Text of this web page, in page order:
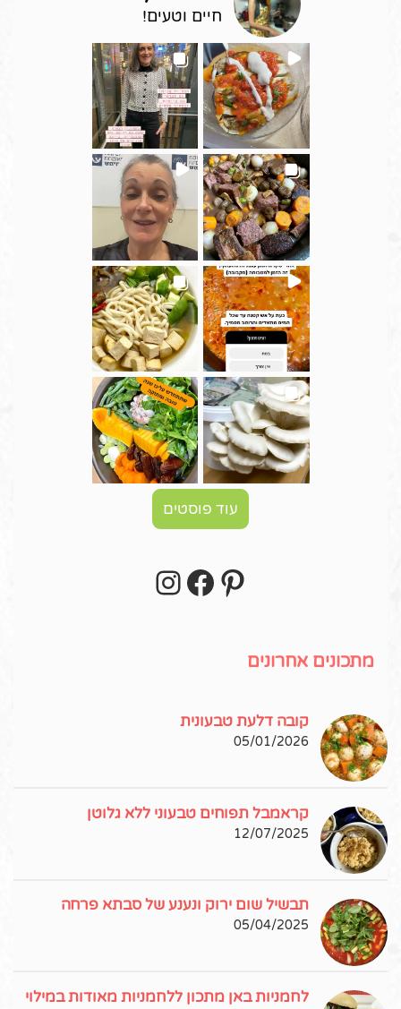
חיים וטעים!
עוד פוסטים
Pinterest
Facebook
מתכונים אחרונים
קובה דלעת טבעונית
05/01/2026
קראמבל תפוחים טבעוני ללא גלוטן
12/07/2025
תבשיל שום ירוק ונענע של סבתא פרחה
05/04/2025
לחמניות באן מתכון ללחמניות מאודות במילוי